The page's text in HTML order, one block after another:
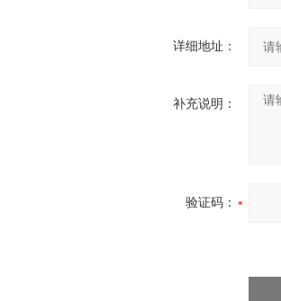
详细地址：
补充说明：
验证码：